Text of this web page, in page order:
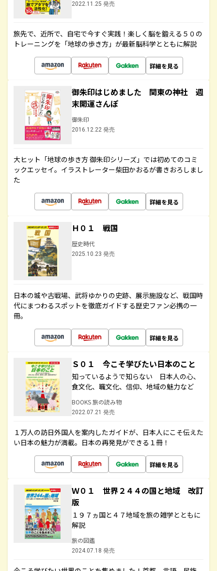
2022.11.25 発売
旅先で、近所で、自宅で今すぐ実践！楽しく脳を鍛える５０の
トレーニングを「地球の歩き方」が最新脳科学とともに解説
詳細を見る
御朱印はじめました 関東の神社 週
末開運さんぽ
御朱印
2016.12.22 発売
大ヒット「地球の歩き方 御朱印シリーズ」では初めてのコミ
ックエッセイ。イラストレーター柴田かおるが書きおろしまし
た
詳細を見る
Ｈ０１ 戦国
歴史時代
2025.10.23 発売
日本の城や古戦場、武将ゆかりの史跡、展示施設など、戦国時
代にまつわるスポットを徹底ガイドする歴史ファン必携の一
冊。
詳細を見る
Ｓ０１ 今こそ学びたい日本のこと
知っているようで知らない 日本人の心、
食文化、職文化、信仰、地域の魅力など
BOOKS 旅の読み物
2022.07.21 発売
１万人の訪日外国人を案内したガイドが、日本人にこそ伝えた
い日本の魅力が満載。日本の再発見ができる１冊！
詳細を見る
Ｗ０１ 世界２４４の国と地域 改訂
版
１９７ヵ国と４７地域を旅の雑学とともに
解説
旅の図鑑
2024.07.18 発売